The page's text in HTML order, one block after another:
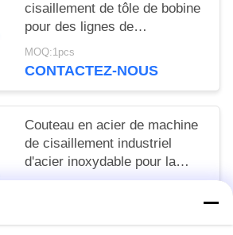
cisaillement de tôle de bobine
pour des lignes de
galvanisation
MOQ:1pcs
CONTACTEZ-NOUS
Couteau en acier de machine
de cisaillement industriel
d'acier inoxydable pour la
coupe à la machine de